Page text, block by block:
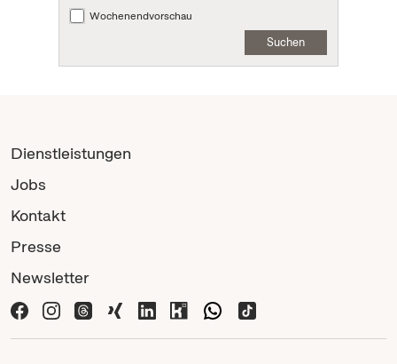
Wochenendvorschau
Suchen
Dienstleistungen
Jobs
Kontakt
Presse
Newsletter